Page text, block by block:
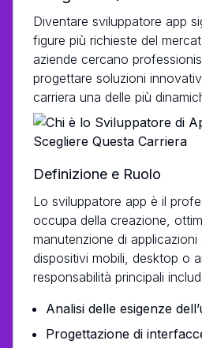
Diventare sviluppatore app
figure più richieste del
aziende cercano
progettare soluzioni
carriera una delle più
Definizione e Ruolo
Lo sviluppatore app è il
occupa della creazione,
manutenzione di
dispositivi mobili, desktop o
responsabilità principali
Analisi delle esigenze
Progettazione di